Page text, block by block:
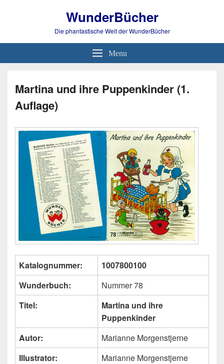
WunderBücher
Die phantastische Welt der WunderBücher
Menu
Martina und ihre Puppenkinder (1.
Auflage)
Katalognummer:
1007800100
Wunderbuch:
Nummer 78
Titel:
Martina und ihre
Puppenkinder
Autor:
Marianne Morgenstjerne
Illustrator:
Marianne Morgenstjerne